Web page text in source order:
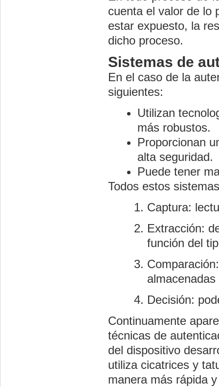
cuenta el valor de lo
estar expuesto, la
dicho proceso.
Sistemas de
En el caso de la
siguientes:
Utilizan
más robustos.
Proporcionan
alta seguridad.
Puede tener
Todos estos
Captura:
Extracción:
función del
Decisión:
Continuamente
técnicas de
del dispositivo
utiliza cicatrices y
manera más rápida